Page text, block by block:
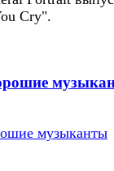
Cry".